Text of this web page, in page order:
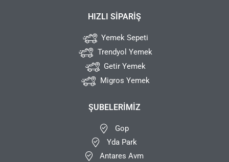
HIZLI SIPARIŞ
Yemek Sepeti
Trendyol Yemek
Getir Yemek
Migros Yemek
ŞUBELERIMIZ
Gop
Yda Park
Antares Avm